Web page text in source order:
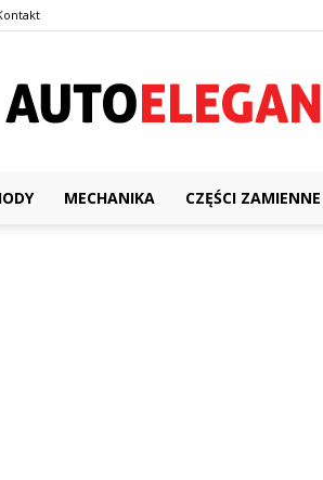
MECHANIKA CZĘŚCI ZAMIENNE